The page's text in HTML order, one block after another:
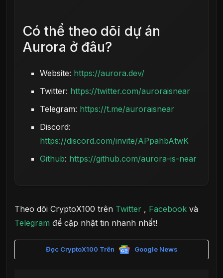
Có thể theo dõi dự án
Aurora ở đâu?
Website: https://aurora.dev/
Twitter: https://twitter.com/auroraisnear
Telegram: https://t.me/auroraisnear
Discord:
https://discord.com/invite/APpahbAtwK
Github: https://github.com/aurora-is-near
Theo dõi CryptoX100 trên Twitter , Facebook và
Telegram để cập nhật tin nhanh nhất!
Đọc CryptoX100 Trên Google News